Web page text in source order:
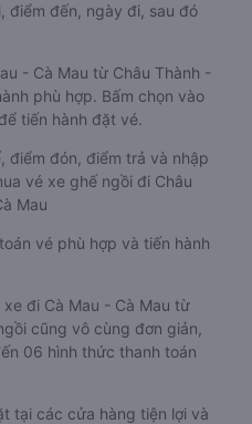
điểm đến, ngày đi, sau đó
- Cà Mau từ Châu Thành -
phù hợp. Bấm chọn vào
tiến hành đặt vé.
điểm đón, điểm trả và nhập
vé xe ghế ngồi đi Châu
Mau
vé phù hợp và tiến hành
đi Cà Mau - Cà Mau từ
cũng vô cùng đơn giản,
06 hình thức thanh toán
tại các cửa hàng tiện lợi và